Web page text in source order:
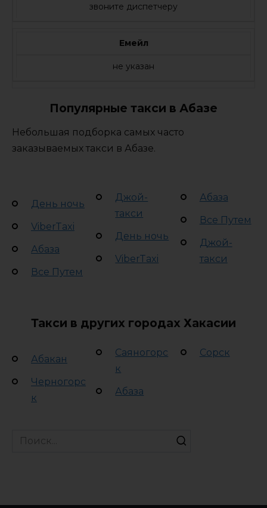
звоните диспетчеру
Емейл
не указан
Популярные такси в Абазе
Небольшая подборка самых часто
заказываемых такси в Абазе.
День ночь
ViberTaxi
Абаза
Все Путем
Джой-
такси
День ночь
ViberTaxi
Абаза
Все Путем
Джой-
такси
Такси в других городах Хакасии
Абакан
Черногорс
к
Саяногорс
к
Абаза
Сорск
Search